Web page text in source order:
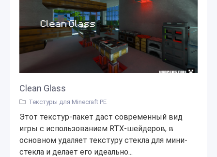
Clean Glass
Текстуры для Minecraft PE
Этот текстур-пакет даст современный вид
игры с использованием RTX-шейдеров, в
основном удаляет текстуру стекла для мини-
стекла и делает его идеально...